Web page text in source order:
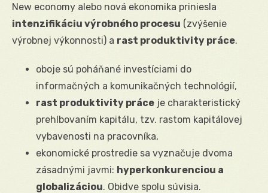
New economy alebo nová ekonomika priniesla
intenzifikáciu výrobného procesu (zvýšenie
výrobnej výkonnosti) a rast produktivity práce.
oboje sú poháňané investíciami do
informačných a komunikačných technológií,
rast produktivity práce je charakteristický
prehlbovaním kapitálu, tzv. rastom kapitálovej
vybavenosti na pracovníka,
ekonomické prostredie sa vyznačuje dvoma
zásadnými javmi: hyperkonkurenciou a
globalizáciou. Obidve spolu súvisia.